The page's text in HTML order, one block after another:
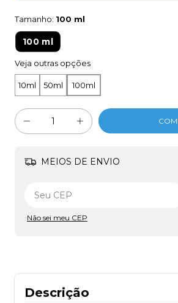
Tamanho: 100 ml
100 ml
Veja outras opções
10ml 50ml 100ml
MEIOS DE ENVIO
Não sei meu CEP
Descrição